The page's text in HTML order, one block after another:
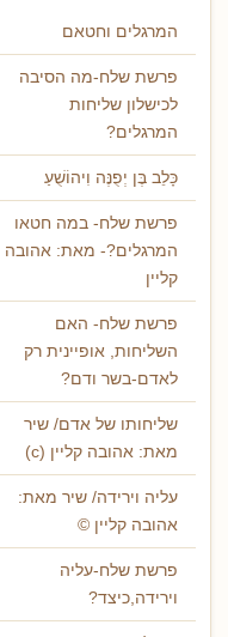
המרגלים וחטאם
פרשת שלח-מה הסיבה
לכישלון שליחות
המרגלים?
כָּלֵב בֶּן יְפֻנֶּה וִיהוֹשֻׁעַ
פרשת שלח- במה חטאו
המרגלים?- מאת: אהובה
קליין
פרשת שלח- האם
השליחות, אופיינית רק
לאדם-בשר ודם?
שליחותו של אדם/ שיר
מאת: אהובה קליין (c)
עליה וירידה/ שיר מאת:
אהובה קליין ©
פרשת שלח-עליה
וירידה,כיצד?